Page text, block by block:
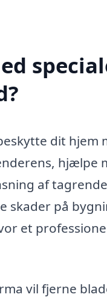
dit hjem
hjælpe
af
skader på
et
vil fjerne